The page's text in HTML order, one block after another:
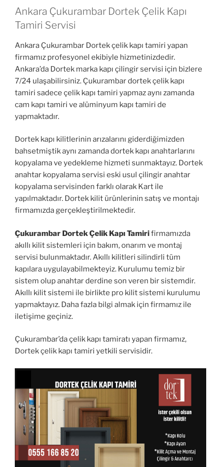
Ankara Çukurambar Dortek Çelik Kapı
Tamiri Servisi
Ankara Çukurambar Dortek çelik kapı tamiri yapan
firmamız profesyonel ekibiyle hizmetinizdedir.
Ankara’da Dortek marka kapı çilingir servisi için bizlere
7/24 ulaşabilirsiniz. Çukurambar dortek çelik kapı
tamiri sadece çelik kapı tamiri yapmaz aynı zamanda
cam kapı tamiri ve alüminyum kapı tamiri de
yapmaktadır.
Dortek kapı kilitlerinin arızalarını giderdiğimizden
bahsetmiştik aynı zamanda dortek kapı anahtarlarını
kopyalama ve yedekleme hizmeti sunmaktayız. Dortek
anahtar kopyalama servisi eski usul çilingir anahtar
kopyalama servisinden farklı olarak Kart ile
yapılmaktadır. Dortek kilit ürünlerinin satış ve montajı
firmamızda gerçekleştirilmektedir.
Çukurambar Dortek Çelik Kapı Tamirifirmamızda
akıllı kilit sistemleri için bakım, onarım ve montaj
servisi bulunmaktadır. Akıllı kilitleri silindirli tüm
kapılara uygulayabilmekteyiz. Kurulumu temiz bir
sistem olup anahtar derdine son veren bir sistemdir.
Akıllı kilit sistemi ile birlikte pro kilit sistemi kurulumu
yapmaktayız. Daha fazla bilgi almak için firmamız ile
iletişime geçiniz.
Çukurambar’da çelik kapı tamiratı yapan firmamız,
Dortek çelik kapı tamiri yetkili servisidir.